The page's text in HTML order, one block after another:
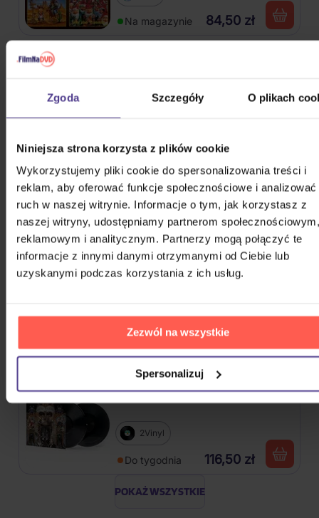
Zgoda Szczegóły O plikach
Niniejsza strona korzysta z plików cookie
Wykorzystujemy pliki cookie do spersonalizowania treści i
reklam, aby oferować funkcje społecznościowe i analizować
ruch w naszej witrynie. Informacje o tym, jak korzystasz z
naszej witryny, udostępniamy partnerom społecznościowym,
reklamowym i analitycznym. Partnerzy mogą połączyć te
informacje z innymi danymi otrzymanymi od Ciebie lub
uzyskanymi podczas korzystania z ich usług.
Zezwól na wszystkie
Spersonalizuj
Na magazynie 84,50 zł
CD
Alkehol: Platinum Collection
Na magazynie 64,60 zł
Blackpink: Album
Na magazynie 141,00 zł
Jackson Michael: Dangerous
2Vinyl
Do tygodnia 116,50 zł
POKAŻ WSZYSTKIE